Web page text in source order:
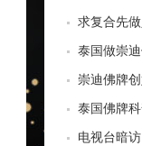
求复合先
做越乱
泰国做崇
崇迪佛牌
泰国佛牌
四面神前
电视台暗